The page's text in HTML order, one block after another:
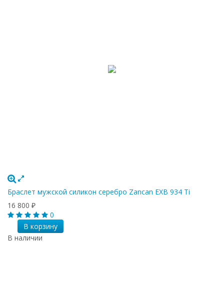
Браслет мужской силикон серебро Zancan EXB 934 Ti
16 800 ₽
0
В корзину
В наличии